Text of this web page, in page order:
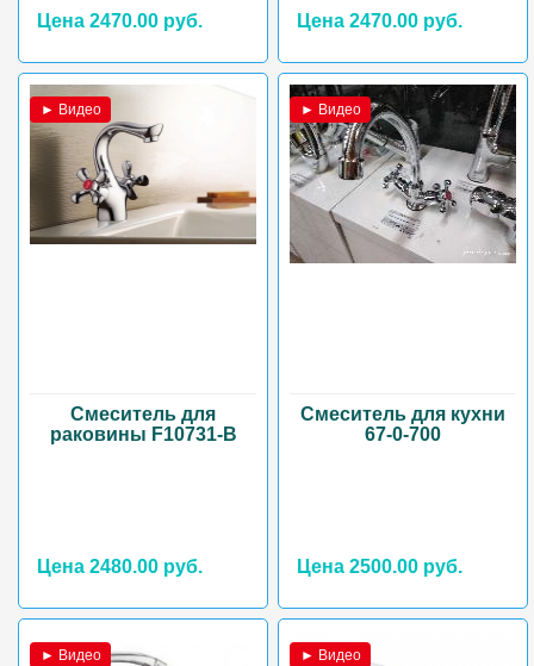
Цена 2470.00 руб. Цена 2470.00 руб.
► Видео
Смеситель для
раковины F10731-В
Цена 2480.00 руб.
► Видео
Смеситель для кухни
67-0-700
Цена 2500.00 руб.
► Видео ► Видео